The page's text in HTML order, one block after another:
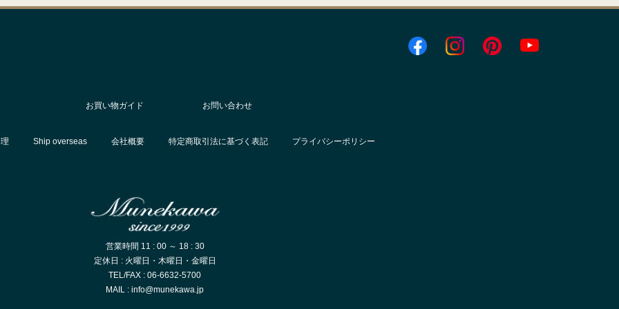
お買い物ガイド お問い合わせ
Ship overseas 会社概要 特定商取引法に基づく表記 プライバシーポリシー
営業時間 11 : 00 ～ 18 : 30
定休日 : 火曜日・木曜日・金曜日
TEL/FAX : 06-6632-5700
MAIL : info@munekawa.jp